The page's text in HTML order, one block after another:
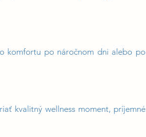
komfortu po náročnom dni alebo po
kvalitný wellness moment, príjemné